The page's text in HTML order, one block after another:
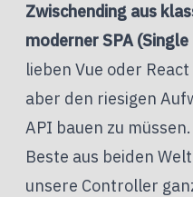
Zwischending aus
moderner SPA
lieben Vue oder
aber den riesigen
API bauen zu
Beste aus beiden
unsere Controller